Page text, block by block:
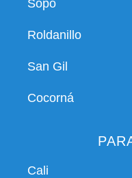
Sopó
Roldanillo
San Gil
Cocorná
Cali